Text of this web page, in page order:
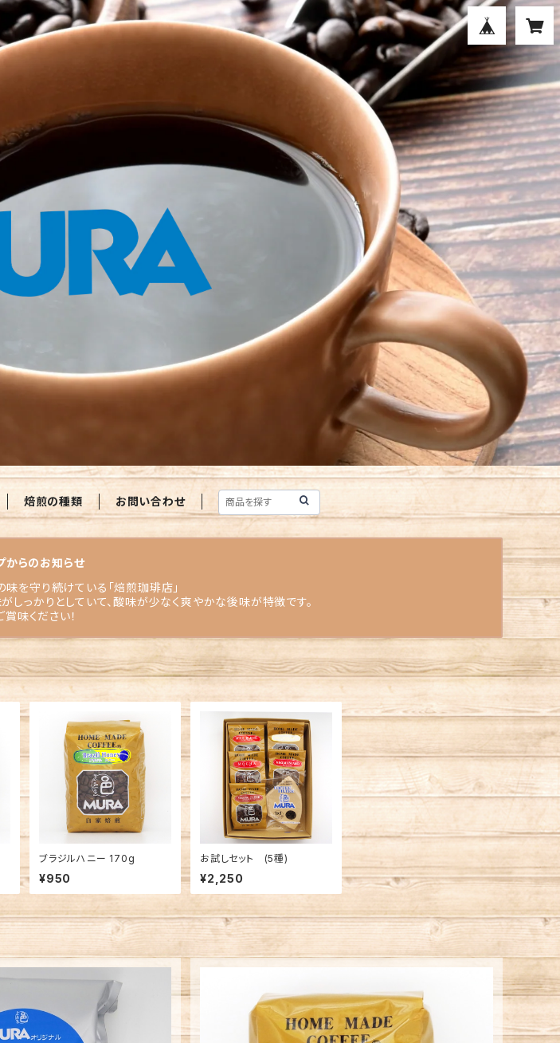
焙煎の種類 お問い合わせ
からのお知らせ
を守り続けている「焙煎珈琲店」
しっかりとしていて、酸味が少なく爽やかな後味が特徴です。
賞味ください！
ブラジルハニー 170g
¥950
お試しセット (5種)
¥2,250